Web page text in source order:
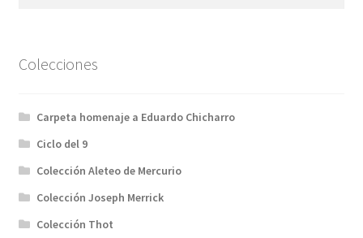
Colecciones
Carpeta homenaje a Eduardo Chicharro
Ciclo del 9
Colección Aleteo de Mercurio
Colección Joseph Merrick
Colección Thot